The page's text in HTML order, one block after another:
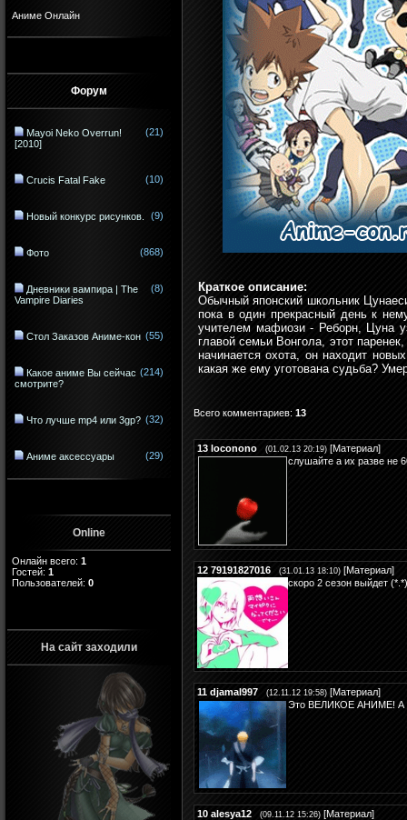
Аниме Онлайн
Форум
Mayoi Neko Overrun!
[2010]
(21)
Crucis Fatal Fake (10)
Новый конкурс рисунков. (9)
Фото (868)
Дневники вампира | The
Vampire Diaries
(8)
Стол Заказов Аниме-кон (55)
Какое аниме Вы сейчас
смотрите?
(214)
Что лучше mp4 или 3gp? (32)
Аниме аксессуары (29)
Online
Онлайн всего: 1
Гостей: 1
Пользователей: 0
На сайт заходили
Краткое описание:
Обычный японский школьник
пока в один прекрасный день к
учителем мафиози - Реборн, Цуна
главой семьи Вонгола, этот
начинается охота, он находит
какая же ему уготована судьба?
Всего комментариев: 13
13 loconono (01.02.13 20:19) [Материал]
слушайте а их разве не
12 79191827016 (31.01.13 18:10) [Материал]
скоро 2 сезон выйдет
11 djamal997 (12.11.12 19:58) [Материал]
Это ВЕЛИКОЕ АНИМЕ! А
10 alesya12 (09.11.12 15:26) [Материал]